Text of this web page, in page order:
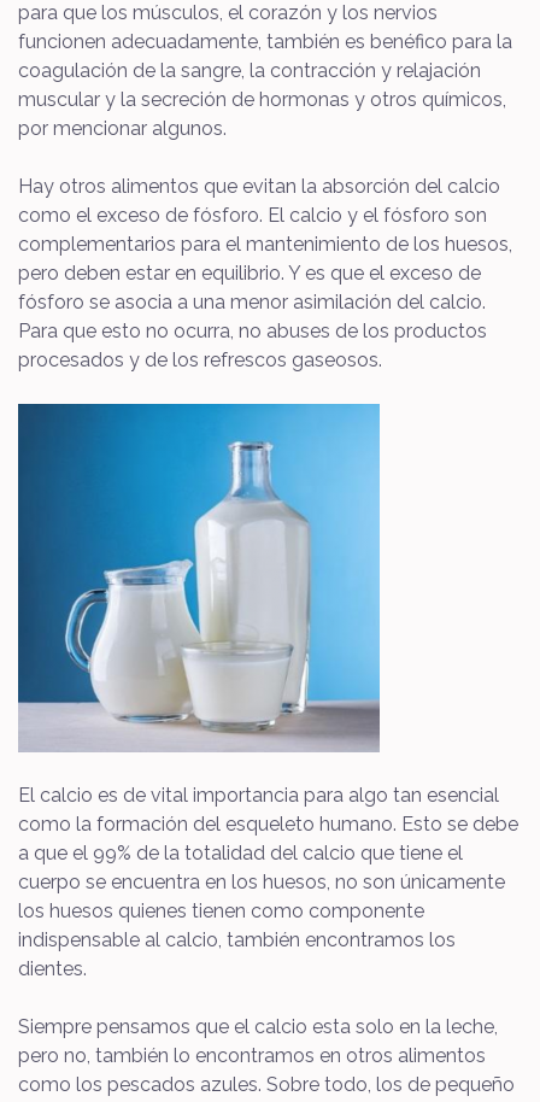
para que los músculos, el corazón y los nervios
funcionen adecuadamente, también es benéfico para la
coagulación de la sangre, la contracción y relajación
muscular y la secreción de hormonas y otros químicos,
por mencionar algunos.
Hay otros alimentos que evitan la absorción del calcio
como el exceso de fósforo. El calcio y el fósforo son
complementarios para el mantenimiento de los huesos,
pero deben estar en equilibrio. Y es que el exceso de
fósforo se asocia a una menor asimilación del calcio.
Para que esto no ocurra, no abuses de los productos
procesados y de los refrescos gaseosos.
El calcio es de vital importancia para algo tan esencial
como la formación del esqueleto humano. Esto se debe
a que el 99% de la totalidad del calcio que tiene el
cuerpo se encuentra en los huesos, no son únicamente
los huesos quienes tienen como componente
indispensable al calcio, también encontramos los
dientes.
Siempre pensamos que el calcio esta solo en la leche,
pero no, también lo encontramos en otros alimentos
como los pescados azules. Sobre todo, los de pequeño